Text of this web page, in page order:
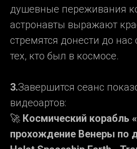
душевные переживания
астронавты выражают
стремятся донести до нас
тех, кто был в космосе.
3.Завершится сеанс
видеоартов:
🚀 Космический корабль
прохождение Венеры по